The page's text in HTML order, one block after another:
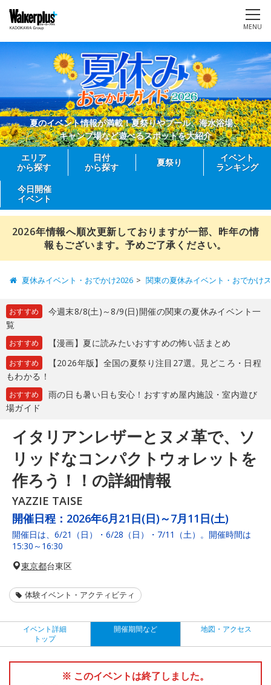
MENU
夏のイベント情報が満載！夏祭りやプール、海水浴場、
キャンプ場など遊べるスポットを大紹介
エリア
から探す
日付
から探す
夏祭り
イベント
ランキング
今日開催
イベント
2026年情報へ順次更新しておりますが一部、昨年の情
報もございます。予めご了承ください。
夏休みイベント・おでかけ2026 関東の夏休みイベント・おでかけ
おすすめ
今週末8/8(土)～8/9(日)開催の関東の夏休みイベント一
覧
おすすめ 【漫画】夏に読みたいおすすめの怖い話まとめ
おすすめ
【2026年版】全国の夏祭り注目27選。見どころ・日程
もわかる！
おすすめ
雨の日も暑い日も安心！おすすめ屋内施設・室内遊び
場ガイド
イタリアンレザーとヌメ革で、ソ
リッドなコンパクトウォレットを
作ろう！！の詳細情報
YAZZIE TAISE
開催日程： 2026年6月21日(日)～7月11日(土)
開催日は、6/21（日）・6/28（日）・7/11（土）。開催時間は
15:30～16:30
東京都台東区
体験イベント・アクティビティ
イベント詳細
トップ
開催期間など 地図・アクセス
※ このイベントは終了しました。